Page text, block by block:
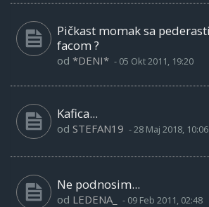
Pičkast momak sa
facom ?
od *DENI* - 05 Okt 2011, 19:20
Kafica...
od STEFAN19 -28 Maj 2018, 10:06
Ne podnosim...
od LEDENA_ - 09 Feb 2011, 02:48